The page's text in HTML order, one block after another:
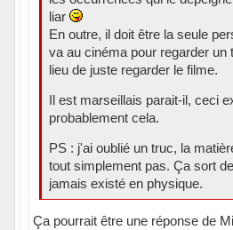
liar
En outre, il doit être la seule
va au cinéma pour regarder un
lieu de juste regarder le filme.
Il est marseillais parait-il, ceci
probablement cela.
PS : j'ai oublié un truc, la
tout simplement pas. Ça sort
jamais existé en physique.
Ça pourrait être une réponse de